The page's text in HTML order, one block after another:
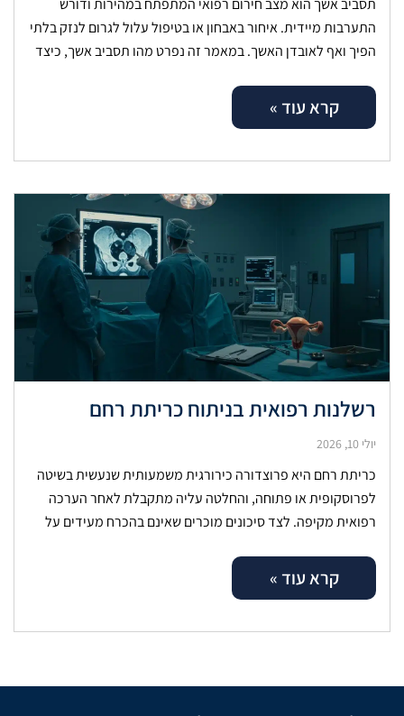
תסביב אשך הוא מצב חירום רפואי המתפתח במהירות ודורש
התערבות מיידית. איחור באבחון או בטיפול עלול לגרום לנזק בלתי
הפיך ואף לאובדן האשך. במאמר זה נפרט מהו תסביב אשך, כיצד
קרא עוד »
רשלנות רפואית בניתוח כריתת רחם
יולי 10, 2026
כריתת רחם היא פרוצדורה כירורגית משמעותית שנעשית בשיטה
לפרוסקופית או פתוחה, והחלטה עליה מתקבלת לאחר הערכה
רפואית מקיפה. לצד סיכונים מוכרים שאינם בהכרח מעידים על
קרא עוד »